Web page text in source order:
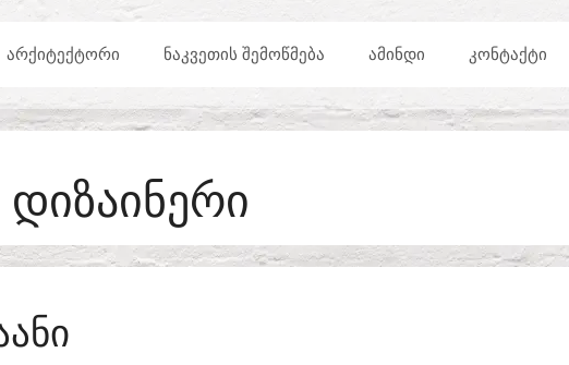
ᲐᲠᲥᲘᲢᲔᲥᲢᲝᲠᲘ ᲜᲐᲙᲕᲔᲗᲘᲡ ᲨᲔᲛᲝᲬᲛᲔᲑᲐ ᲐᲛᲘᲜᲓᲘ ᲙᲝᲜᲢᲐᲥᲢᲘ